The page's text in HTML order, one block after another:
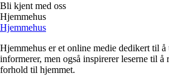
Bli kjent med oss
Hjemmehus
Hjemmehus
Hjemmehus er et online medie dedikert til
informerer, men også inspirerer leserne til
forhold til hjemmet.